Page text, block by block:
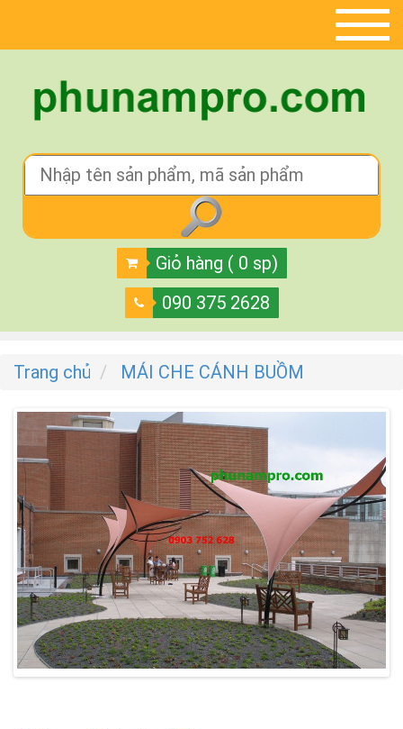
Giỏ hàng ( 0 sp)
090 375 2628
Trang chủ MÁI CHE CÁNH BUỒM